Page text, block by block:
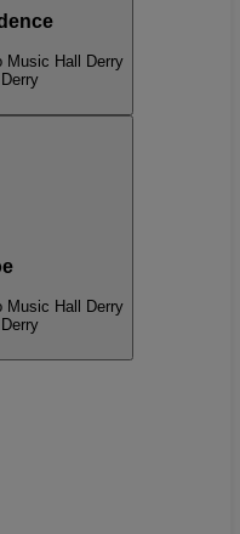
Music Hall Derry
Music Hall Derry